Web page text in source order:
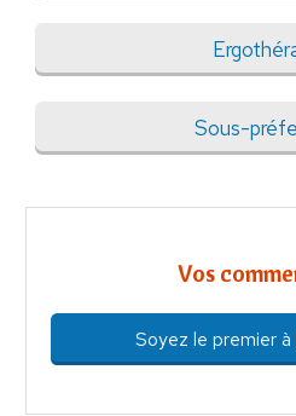
Sous-
Vos
Soyez le premier à